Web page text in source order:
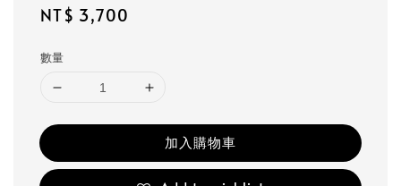
Regular
NT$ 3,700
數量
加入購物車